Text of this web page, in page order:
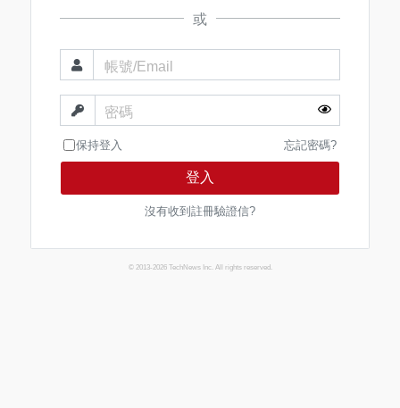
或
帳號/Email
密碼
保持登入 忘記密碼?
登入
沒有收到註冊驗證信?
© 2013-2026 TechNews Inc. All rights reserved.